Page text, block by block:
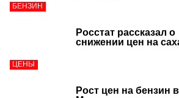
БЕНЗИН
ЦЕНЫ
Росстат рассказал о
снижении цен на
Рост цен на бензин в